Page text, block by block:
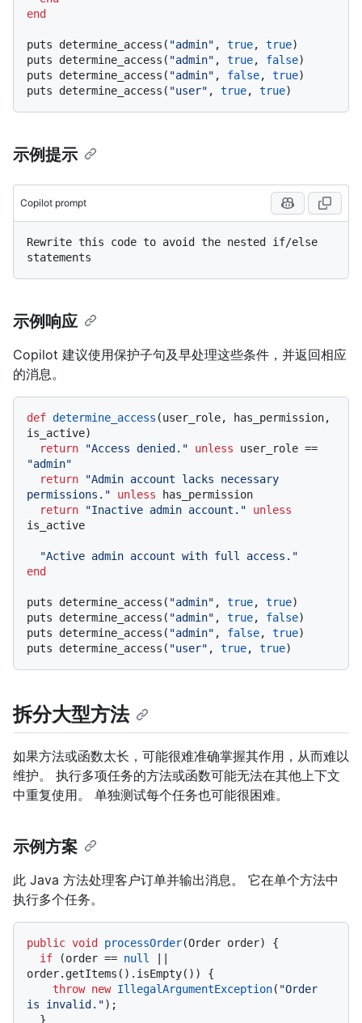
end
puts determine_access( "admin" , true, true)
puts determine_access( "admin" , true, false)
puts determine_access( "admin" , false, true)
puts determine_access( "user" , true, true
示例提示
Copilot prompt
Rewrite this code to avoid the nested if/else
示例响应
Copilot 建议使用保护子句及早处理这些条件，并返回相应
的消息。
def determine_access (user_role, has_permission,
is_active)
return
"Access denied." unless
"admin"
return
"Admin account lacks necessary
permissions."
unless has_permission
return
"Inactive admin account."
unless
is_active
"Active admin account with full access."
end
puts determine_access( "admin" , true, true)
puts determine_access( "admin" , true, false)
puts determine_access( "admin" , false, true)
puts determine_access( "user" , true, true
拆分大型方法
如果方法或函数太长，可能很难准确掌握其作用，从而难以
维护。 执行多项任务的方法或函数可能无法在其他上下文
中重复使用。 单独测试每个任务也可能很困难。
示例方案
此 Java 方法处理客户订单并输出消息。 它在单个方法中
执行多个任务。
public void processOrder(Order order)
{
if (order == null
order.getItems().isEmpty()) {
throw new IllegalArgumentException( "Order
is invalid.");